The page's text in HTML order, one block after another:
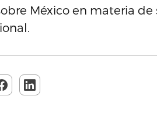
México en materia